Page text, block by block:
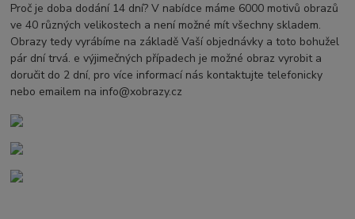
Proč je doba dodání 14 dní? V nabídce máme 6000 motivů obrazů
ve 40 různých velikostech a není možné mít všechny skladem.
Obrazy tedy vyrábíme na základě Vaší objednávky a toto bohužel
pár dní trvá. e výjimečných případech je možné obraz vyrobit a
doručit do 2 dní, pro více informací nás kontaktujte telefonicky
nebo emailem na info@xobrazy.cz